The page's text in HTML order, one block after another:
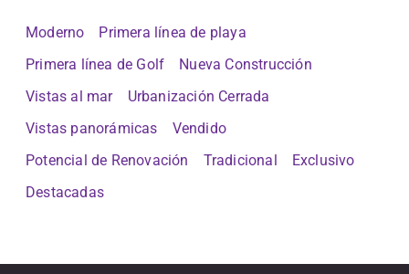
Moderno
Primera línea de playa
Primera línea de Golf
Nueva Construcción
Vistas al mar
Urbanización Cerrada
Vistas panorámicas
Vendido
Potencial de Renovación
Tradicional
Exclusivo
Destacadas